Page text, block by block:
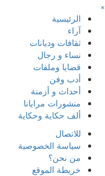
×
الرئيسية
آراء
ثقافات وديانات
نساء و رجال
قضايا وملفات
أدب وفن
أحداث و أزمنة
منشورات مرايانا
ألف حكاية وحكاية
للاتصال
سياسة الخصوصية
من نحن؟
خريطة الموقع